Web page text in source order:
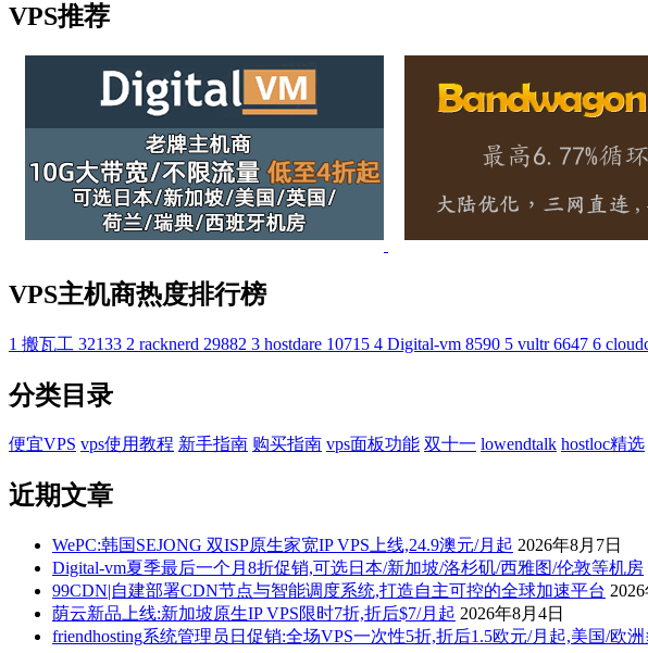
VPS推荐
VPS主机商热度排行榜
1 搬瓦工 32133 2 racknerd 29882 3 hostdare 10715 4 Digital-vm 8590 5 vultr 6647 6
分类目录
便宜VPS vps使用教程 新手指南 购买指南 vps面板功能 双十一 lowendtalk hostloc精选
近期文章
WePC:韩国SEJONG 双ISP原生家宽IP VPS上线,24.9澳元/月起 2026年8月7日
Digital-vm夏季最后一个月8折促销,可选日本/新加坡/洛杉矶/西雅图/伦敦等机房
99CDN|自建部署CDN节点与智能调度系统,打造自主可控的全球加速平台
荫云新品上线:新加坡原生IP VPS限时7折,折后$7/月起 2026年8月4日
friendhosting系统管理员日促销:全场VPS一次性5折,折后1.5欧元/月起,美国/欧